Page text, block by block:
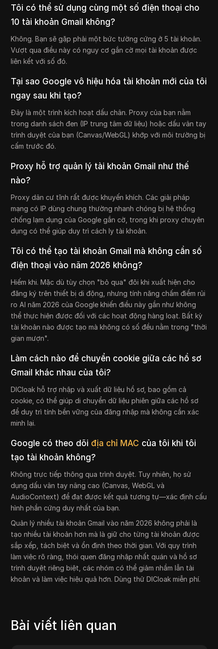
Tôi có thể sử dụng cùng một số điện thoại cho
10 tài khoản Gmail không?
Không. Bạn sẽ gặp phải một bức tường cứng ở 5 tài khoản.
Vượt qua điều này có nguy cơ gắn cờ mọi tài khoản được
liên kết với số đó.
Tại sao Google vô hiệu hóa tài khoản mới của tôi
ngay sau khi tạo?
Đây là một trình kích hoạt dấu chân. Proxy của bạn nằm
trong danh sách đen (IP trung tâm dữ liệu) hoặc dấu vân tay
trình duyệt của bạn (Canvas/WebGL) khớp với môi trường bị
cấm trước đó.
Proxy hỗ trợ quản lý tài khoản Gmail như thế
nào?
Proxy dân cư tĩnh rất được khuyến khích. Các giải pháp
mạng có IP dùng chung thường nhanh chóng bị hệ thống
chống lạm dụng của Google gắn cờ, trong khi proxy chuyên
dụng có thể giúp duy trì cách ly tài khoản.
Tôi có thể tạo tài khoản Gmail mà không cần số
điện thoại vào năm 2026 không?
Hiếm khi. Mặc dù tùy chọn "bỏ qua" đôi khi xuất hiện cho
đăng ký trên thiết bị di động, nhưng tính năng chấm điểm rủi
ro AI năm 2026 của Google khiến điều này gần như không
thể thực hiện được đối với các hoạt động hàng loạt. Bất kỳ
tài khoản nào được tạo mà không có số đều nằm trong "thời
gian mượn".
Làm cách nào để chuyển cookie giữa các hồ sơ
Gmail khác nhau của tôi?
DICloak hỗ trợ nhập và xuất dữ liệu hồ sơ, bao gồm cả
cookie, có thể giúp di chuyển dữ liệu phiên giữa các hồ sơ
để duy trì tính bền vững của đăng nhập mà không cần xác
minh lại.
Google có theo dõi địa chỉ MAC của tôi khi tôi
tạo tài khoản không?
Không trực tiếp thông qua trình duyệt. Tuy nhiên, họ sử
dụng dấu vân tay nâng cao (Canvas, WebGL và
AudioContext) để đạt được kết quả tương tự—xác định cấu
hình phần cứng duy nhất của bạn.
Quản lý nhiều tài khoản Gmail vào năm 2026 không phải là
tạo nhiều tài khoản hơn mà là giữ cho từng tài khoản được
sắp xếp, tách biệt và ổn định theo thời gian. Với quy trình
làm việc rõ ràng, thói quen đăng nhập nhất quán và hồ sơ
trình duyệt riêng biệt, các nhóm có thể giảm nhầm lẫn tài
khoản và làm việc hiệu quả hơn. Dùng thử DICloak miễn phí.
Bài viết liên quan